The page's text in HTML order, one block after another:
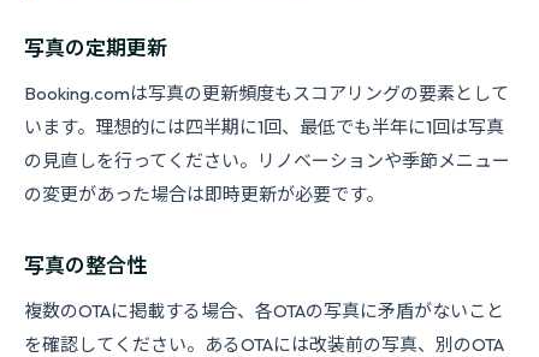
写真の定期更新
Booking.comは写真の更新頻度もスコアリングの要素として
います。理想的には四半期に1回、最低でも半年に1回は写真
の見直しを行ってください。リノベーションや季節メニュー
の変更があった場合は即時更新が必要です。
写真の整合性
複数のOTAに掲載する場合、各OTAの写真に矛盾がないこと
を確認してください。あるOTAには改装前の写真、別のOTA